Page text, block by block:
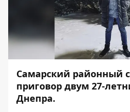
Самарский районный
приговор двум 27-
Днепра.